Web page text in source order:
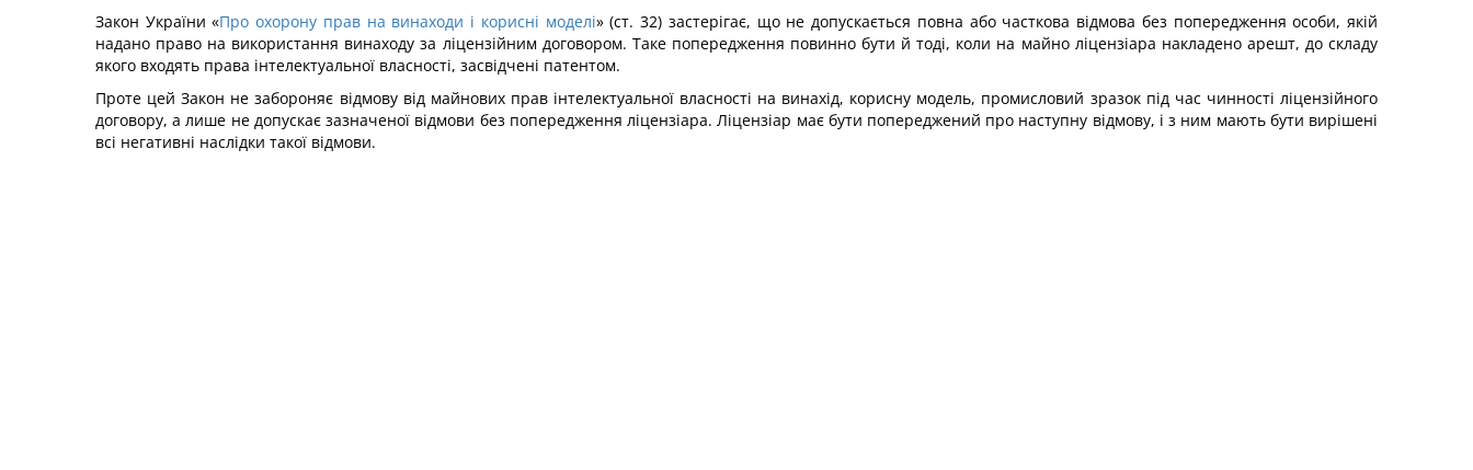
Закон України «Про охорону прав на винаходи і корисні моделі» (ст. 32) застерігає, що не допускається повна або часткова відмова без попередження особи, якій
надано право на використання винаходу за ліцензійним договором. Таке попередження повинно бути й тоді, коли на майно ліцензіара накладено арешт, до складу
якого входять права інтелектуальної власності, засвідчені патентом.
Проте цей Закон не забороняє відмову від майнових прав інтелектуальної власності на винахід, корисну модель, промисловий зразок під час чинності ліцензійного
договору, а лише не допускає зазначеної відмови без попередження ліцензіара. Ліцензіар має бути попереджений про наступну відмову, і з ним мають бути вирішені
всі негативні наслідки такої відмови.